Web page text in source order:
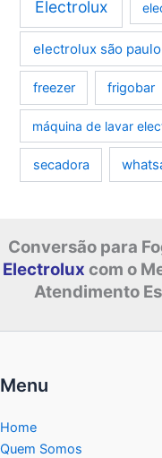
Electrolux
electrolux são paulo
freezer frigobar
máquina de lavar
secadora
Conversão para
Electrolux com o
Atendimento
Menu
Home
Quem Somos